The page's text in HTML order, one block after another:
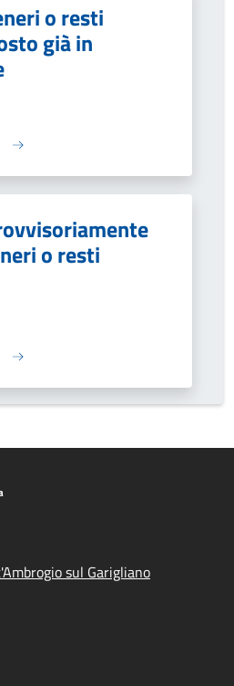
o resti
già in
o resti
sul Garigliano